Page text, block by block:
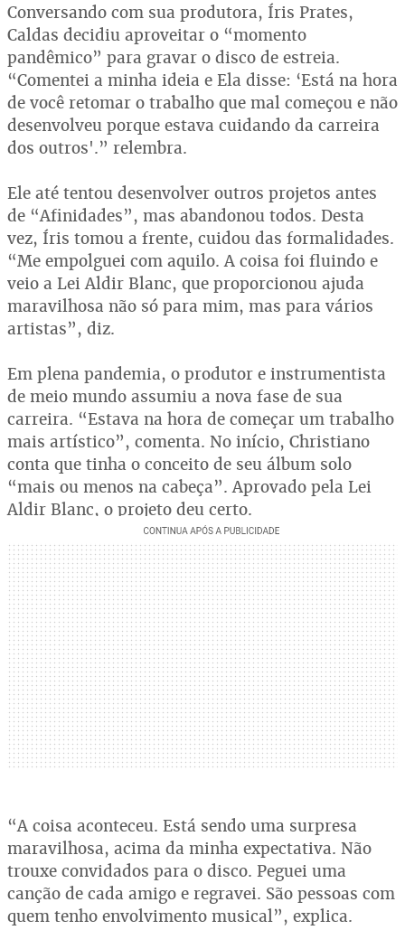
Conversando com sua produtora, Íris Prates,
Caldas decidiu aproveitar o “momento
pandêmico” para gravar o disco de estreia.
“Comentei a minha ideia e Ela disse: ‘Está na hora
de você retomar o trabalho que mal começou e não
desenvolveu porque estava cuidando da carreira
dos outros'.” relembra.
Ele até tentou desenvolver outros projetos antes
de “Afinidades”, mas abandonou todos. Desta
vez, Íris tomou a frente, cuidou das formalidades.
“Me empolguei com aquilo. A coisa foi fluindo e
veio a Lei Aldir Blanc, que proporcionou ajuda
maravilhosa não só para mim, mas para vários
artistas”, diz.
Em plena pandemia, o produtor e instrumentista
de meio mundo assumiu a nova fase de sua
carreira. “Estava na hora de começar um trabalho
mais artístico”, comenta. No início, Christiano
conta que tinha o conceito de seu álbum solo
“mais ou menos na cabeça”. Aprovado pela Lei
Aldir Blanc, o projeto deu certo.
“A coisa aconteceu. Está sendo uma surpresa
maravilhosa, acima da minha expectativa. Não
trouxe convidados para o disco. Peguei uma
canção de cada amigo e regravei. São pessoas com
quem tenho envolvimento musical”, explica.